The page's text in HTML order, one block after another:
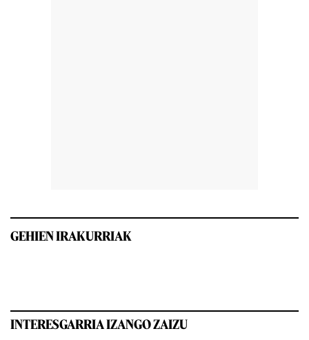
GEHIEN IRAKURRIAK
INTERESGARRIA IZANGO ZAIZU